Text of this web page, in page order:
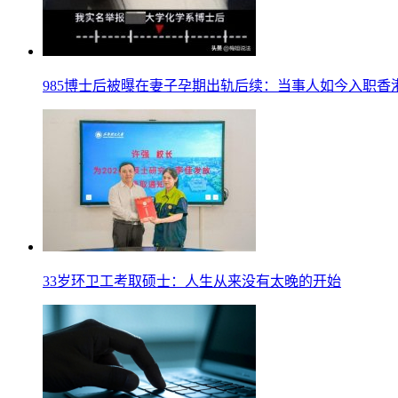
985博士后被曝在妻子孕期出轨后续：当事人如今入职香
33岁环卫工考取硕士：人生从来没有太晚的开始